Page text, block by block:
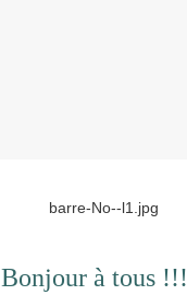
Bonjour à tous !!!